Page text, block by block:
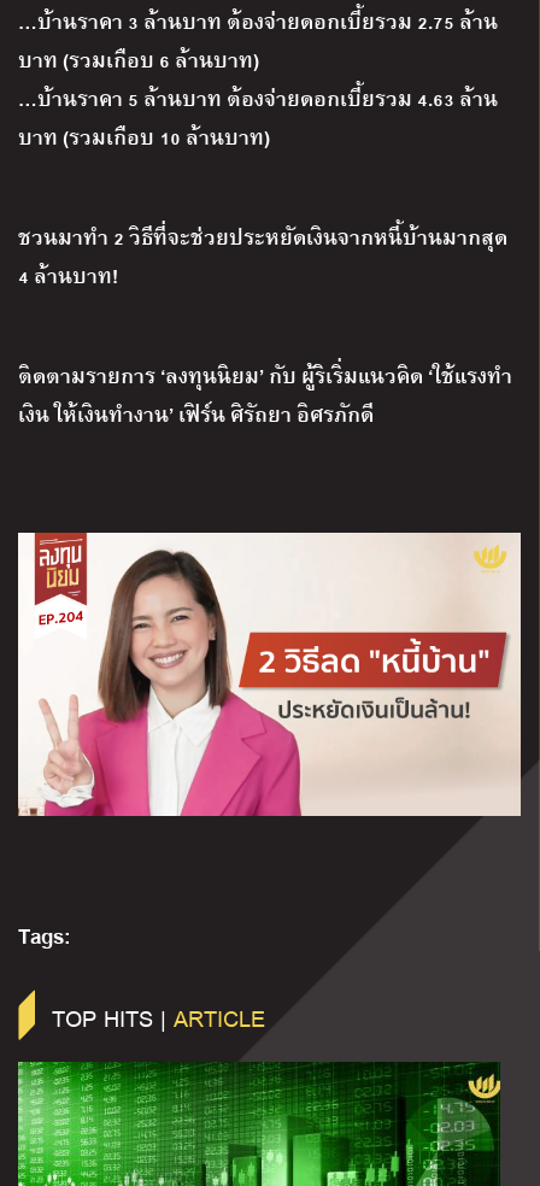
…บ้านราคา 3 ล้านบาท ต้องจ่ายดอกเบี้ยรวม 2.75 ล้าน
บาท (รวมเกือบ 6 ล้านบาท)
…บ้านราคา 5 ล้านบาท ต้องจ่ายดอกเบี้ยรวม 4.63 ล้าน
บาท (รวมเกือบ 10 ล้านบาท)
ชวนมาทำ 2 วิธีที่จะช่วยประหยัดเงินจากหนี้บ้านมากสุด
4 ล้านบาท!
ติดตามรายการ ‘ลงทุนนิยม’ กับ ผู้ริเริ่มแนวคิด ‘ใช้แรงทำ
เงิน ให้เงินทำงาน’ เฟิร์น ศิรัถยา อิศรภักดี
Tags:
TOP HITS | ARTICLE